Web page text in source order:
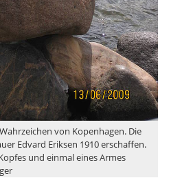
von Kopenhagen. Die
Edvard Eriksen 1910 erschaffen.
und einmal eines Armes